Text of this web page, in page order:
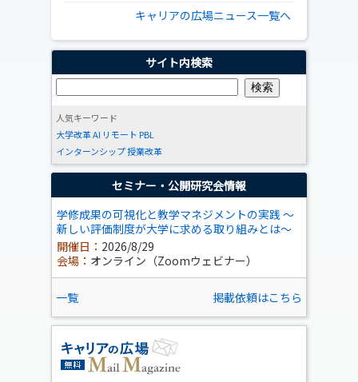
キャリアの広場ニュース一覧へ
サイト内検索
人気キーワード
大学改革AI リモート PBL
インターンシップ授業改革
セミナー・公開研究会情報
学修成果の可視化と教学マネジメントの実践 ～
新しい評価制度が大学に求める取り組みとは～
開催日： 2026/8/29
会場： オンライン（Zoomウェビナー）
一覧 掲載依頼はこちら